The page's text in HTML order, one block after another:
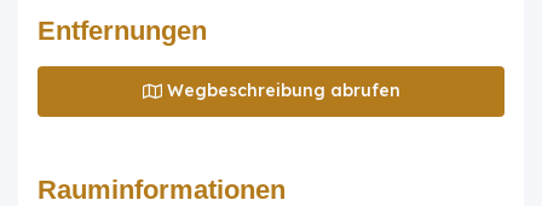
Entfernungen
Wegbeschreibung abrufen
Rauminformationen